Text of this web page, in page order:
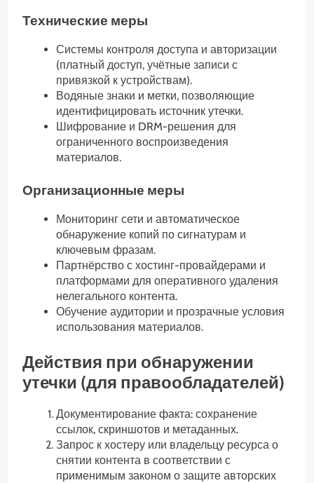
Технические меры
Системы контроля доступа и авторизации
(платный доступ, учётные записи с
привязкой к устройствам).
Водяные знаки и метки, позволяющие
идентифицировать источник утечки.
Шифрование и DRM-решения для
ограниченного воспроизведения
материалов.
Организационные меры
Мониторинг сети и автоматическое
обнаружение копий по сигнатурам и
ключевым фразам.
Партнёрство с хостинг-провайдерами и
платформами для оперативного удаления
нелегального контента.
Обучение аудитории и прозрачные условия
использования материалов.
Действия при обнаружении
утечки (для правообладателей)
Документирование факта: сохранение
ссылок, скриншотов и метаданных.
Запрос к хостеру или владельцу ресурса о
снятии контента в соответствии с
применимым законом о защите авторских